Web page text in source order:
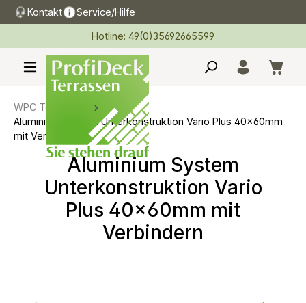
springen
Kontakt Service/Hilfe
Hotline: 49(0)35692665599
WPC Terrassen
Aluminium System Unterkonstruktion Vario Plus 40x60mm
mit Verbindern
Aluminium System
Unterkonstruktion Vario
Plus 40x60mm mit
Verbindern